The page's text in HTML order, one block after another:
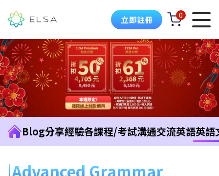
立即註冊 0
Blog分享經驗各課程/考試溝通交流英語英語
Advanced Grammar